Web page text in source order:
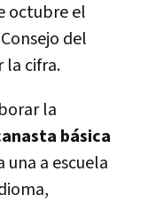
octubre el
del
la cifra.
la
básica
una a escuela